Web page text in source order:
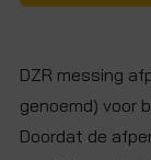
DZR messing
genoemd) voor
Doordat de